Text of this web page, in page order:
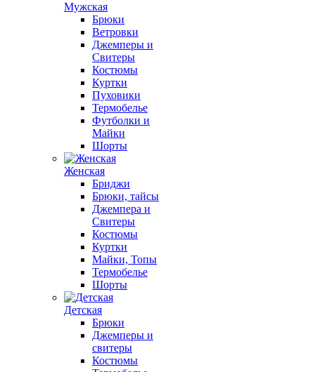
Мужская
Брюки
Ветровки
Джемперы и
Свитеры
Костюмы
Куртки
Пуховики
Термобелье
Футболки и
Майки
Шорты
Женская
Бриджи
Брюки, тайсы
Джемпера и
Свитеры
Костюмы
Куртки
Майки, Топы
Термобелье
Шорты
Детская
Брюки
Джемперы и
свитеры
Костюмы